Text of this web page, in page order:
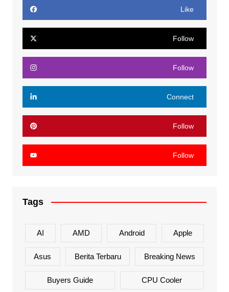
Like
Follow
Follow
Connect
Follow
Follow
Tags
AI AMD Android Apple
Asus Berita Terbaru Breaking News
Buyers Guide CPU Cooler